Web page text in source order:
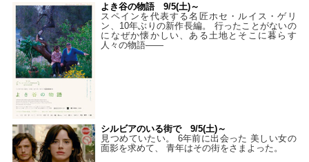
よき谷の物語 9/5(土)～
スペインを代表する名匠ホセ・ルイス・ゲリ
ン、10年ぶりの新作長編。 行ったことがないの
になぜか懐かしい、ある土地とそこに暮らす
人々の物語――
シルビアのいる街で 9/5(土)～
見つめていたい。 6年前に出会った 美しい女の
面影を求めて、 青年はその街をさまよった。